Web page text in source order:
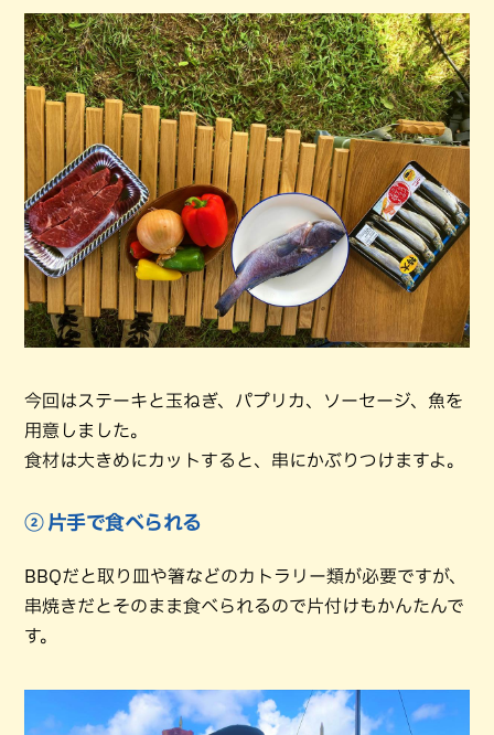
今回はステーキと玉ねぎ、パプリカ、ソーセージ、魚を
用意しました。
食材は大きめにカットすると、串にかぶりつけますよ。
② 片手で食べられる
BBQだと取り皿や箸などのカトラリー類が必要ですが、
串焼きだとそのまま食べられるので片付けもかんたんで
す。